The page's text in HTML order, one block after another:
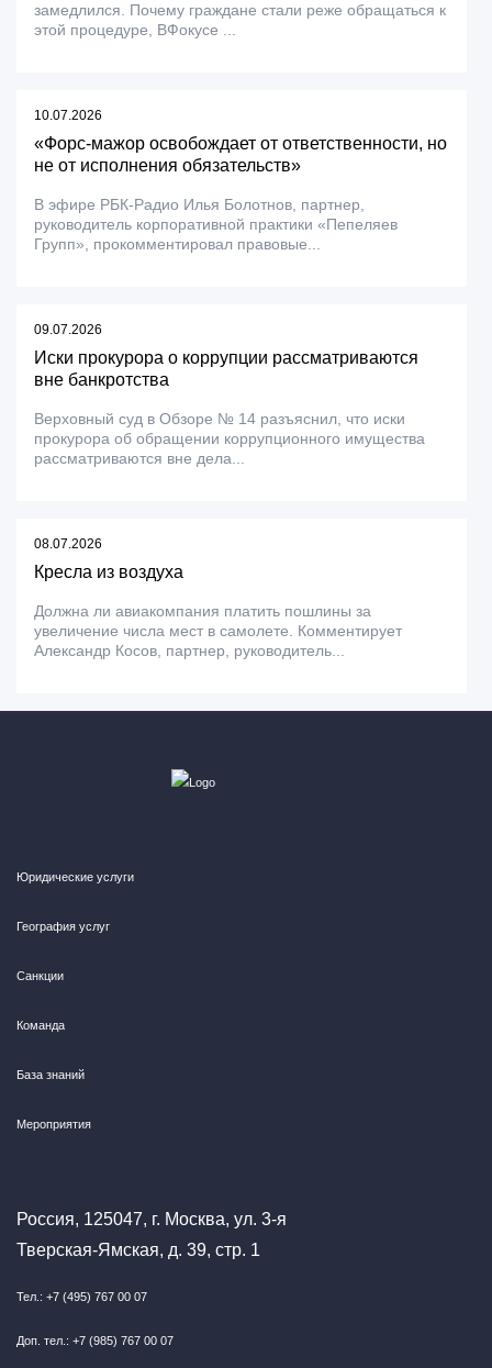
замедлился. Почему граждане стали реже обращаться к
этой процедуре, ВФокусе ...
10.07.2026
«Форс-мажор освобождает от ответственности, но
не от исполнения обязательств»
В эфире РБК-Радио Илья Болотнов, партнер,
руководитель корпоративной практики «Пепеляев
Групп», прокомментировал правовые...
09.07.2026
Иски прокурора о коррупции рассматриваются
вне банкротства
Верховный суд в Обзоре № 14 разъяснил, что иски
прокурора об обращении коррупционного имущества
рассматриваются вне дела...
08.07.2026
Кресла из воздуха
Должна ли авиакомпания платить пошлины за
увеличение числа мест в самолете. Комментирует
Александр Косов, партнер, руководитель...
Юридические услуги
География услуг
Санкции
Команда
База знаний
Мероприятия
Россия, 125047, г. Москва, ул. 3-я
Тверская-Ямская, д. 39, стр. 1
Тел.: +7 (495) 767 00 07
Доп. тел.: +7 (985) 767 00 07